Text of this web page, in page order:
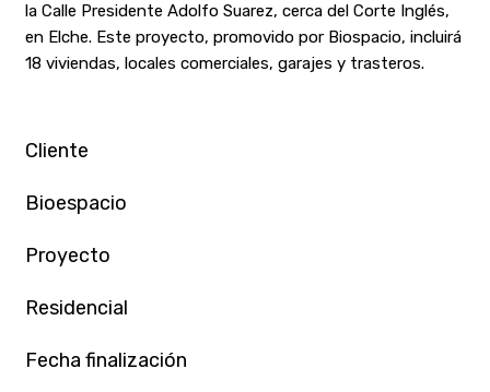
la Calle Presidente Adolfo Suarez, cerca del Corte Inglés,
en Elche. Este proyecto, promovido por Biospacio, incluirá
18 viviendas, locales comerciales, garajes y trasteros.
Cliente
Bioespacio
Proyecto
Residencial
Fecha finalización